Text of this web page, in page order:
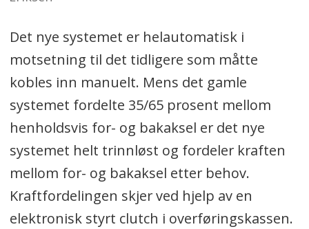
Det nye systemet er helautomatisk i
motsetning til det tidligere som måtte
kobles inn manuelt. Mens det gamle
systemet fordelte 35/65 prosent mellom
henholdsvis for- og bakaksel er det nye
systemet helt trinnløst og fordeler kraften
mellom for- og bakaksel etter behov.
Kraftfordelingen skjer ved hjelp av en
elektronisk styrt clutch i overføringskassen.